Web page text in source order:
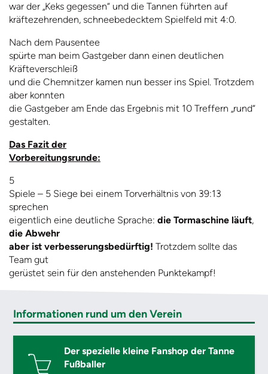
war der „Keks gegessen“ und die Tannen führten auf
kräftezehrenden, schneebedecktem Spielfeld mit 4:0.
Nach dem Pausentee
spürte man beim Gastgeber dann einen deutlichen
Kräfteverschleiß
und die Chemnitzer kamen nun besser ins Spiel. Trotzdem
aber konnten
die Gastgeber am Ende das Ergebnis mit 10 Treffern „rund“
gestalten.
Das Fazit der
Vorbereitungsrunde:
5
Spiele – 5 Siege bei einem Torverhältnis von 39:13
sprechen
eigentlich eine deutliche Sprache: die Tormaschine läuft,
die Abwehr
aber ist verbesserungsbedürftig! Trotzdem sollte das
Team gut
gerüstet sein für den anstehenden Punktekampf!
Informationen rund um den Verein
Der spezielle kleine Fanshop der Tanne
Fußballer